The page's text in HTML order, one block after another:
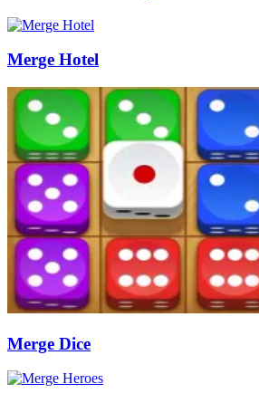
Merge Hotel
Merge Dice